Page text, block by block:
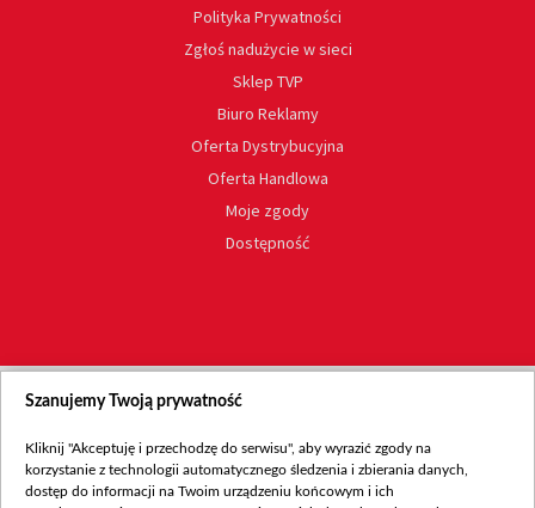
Polityka Prywatności
Zgłoś nadużycie w sieci
Sklep TVP
Biuro Reklamy
Oferta Dystrybucyjna
Oferta Handlowa
Moje zgody
Dostępność
Szanujemy Twoją prywatność
Kliknij "Akceptuję i przechodzę do serwisu", aby wyrazić zgody na
korzystanie z technologii automatycznego śledzenia i zbierania danych,
dostęp do informacji na Twoim urządzeniu końcowym i ich